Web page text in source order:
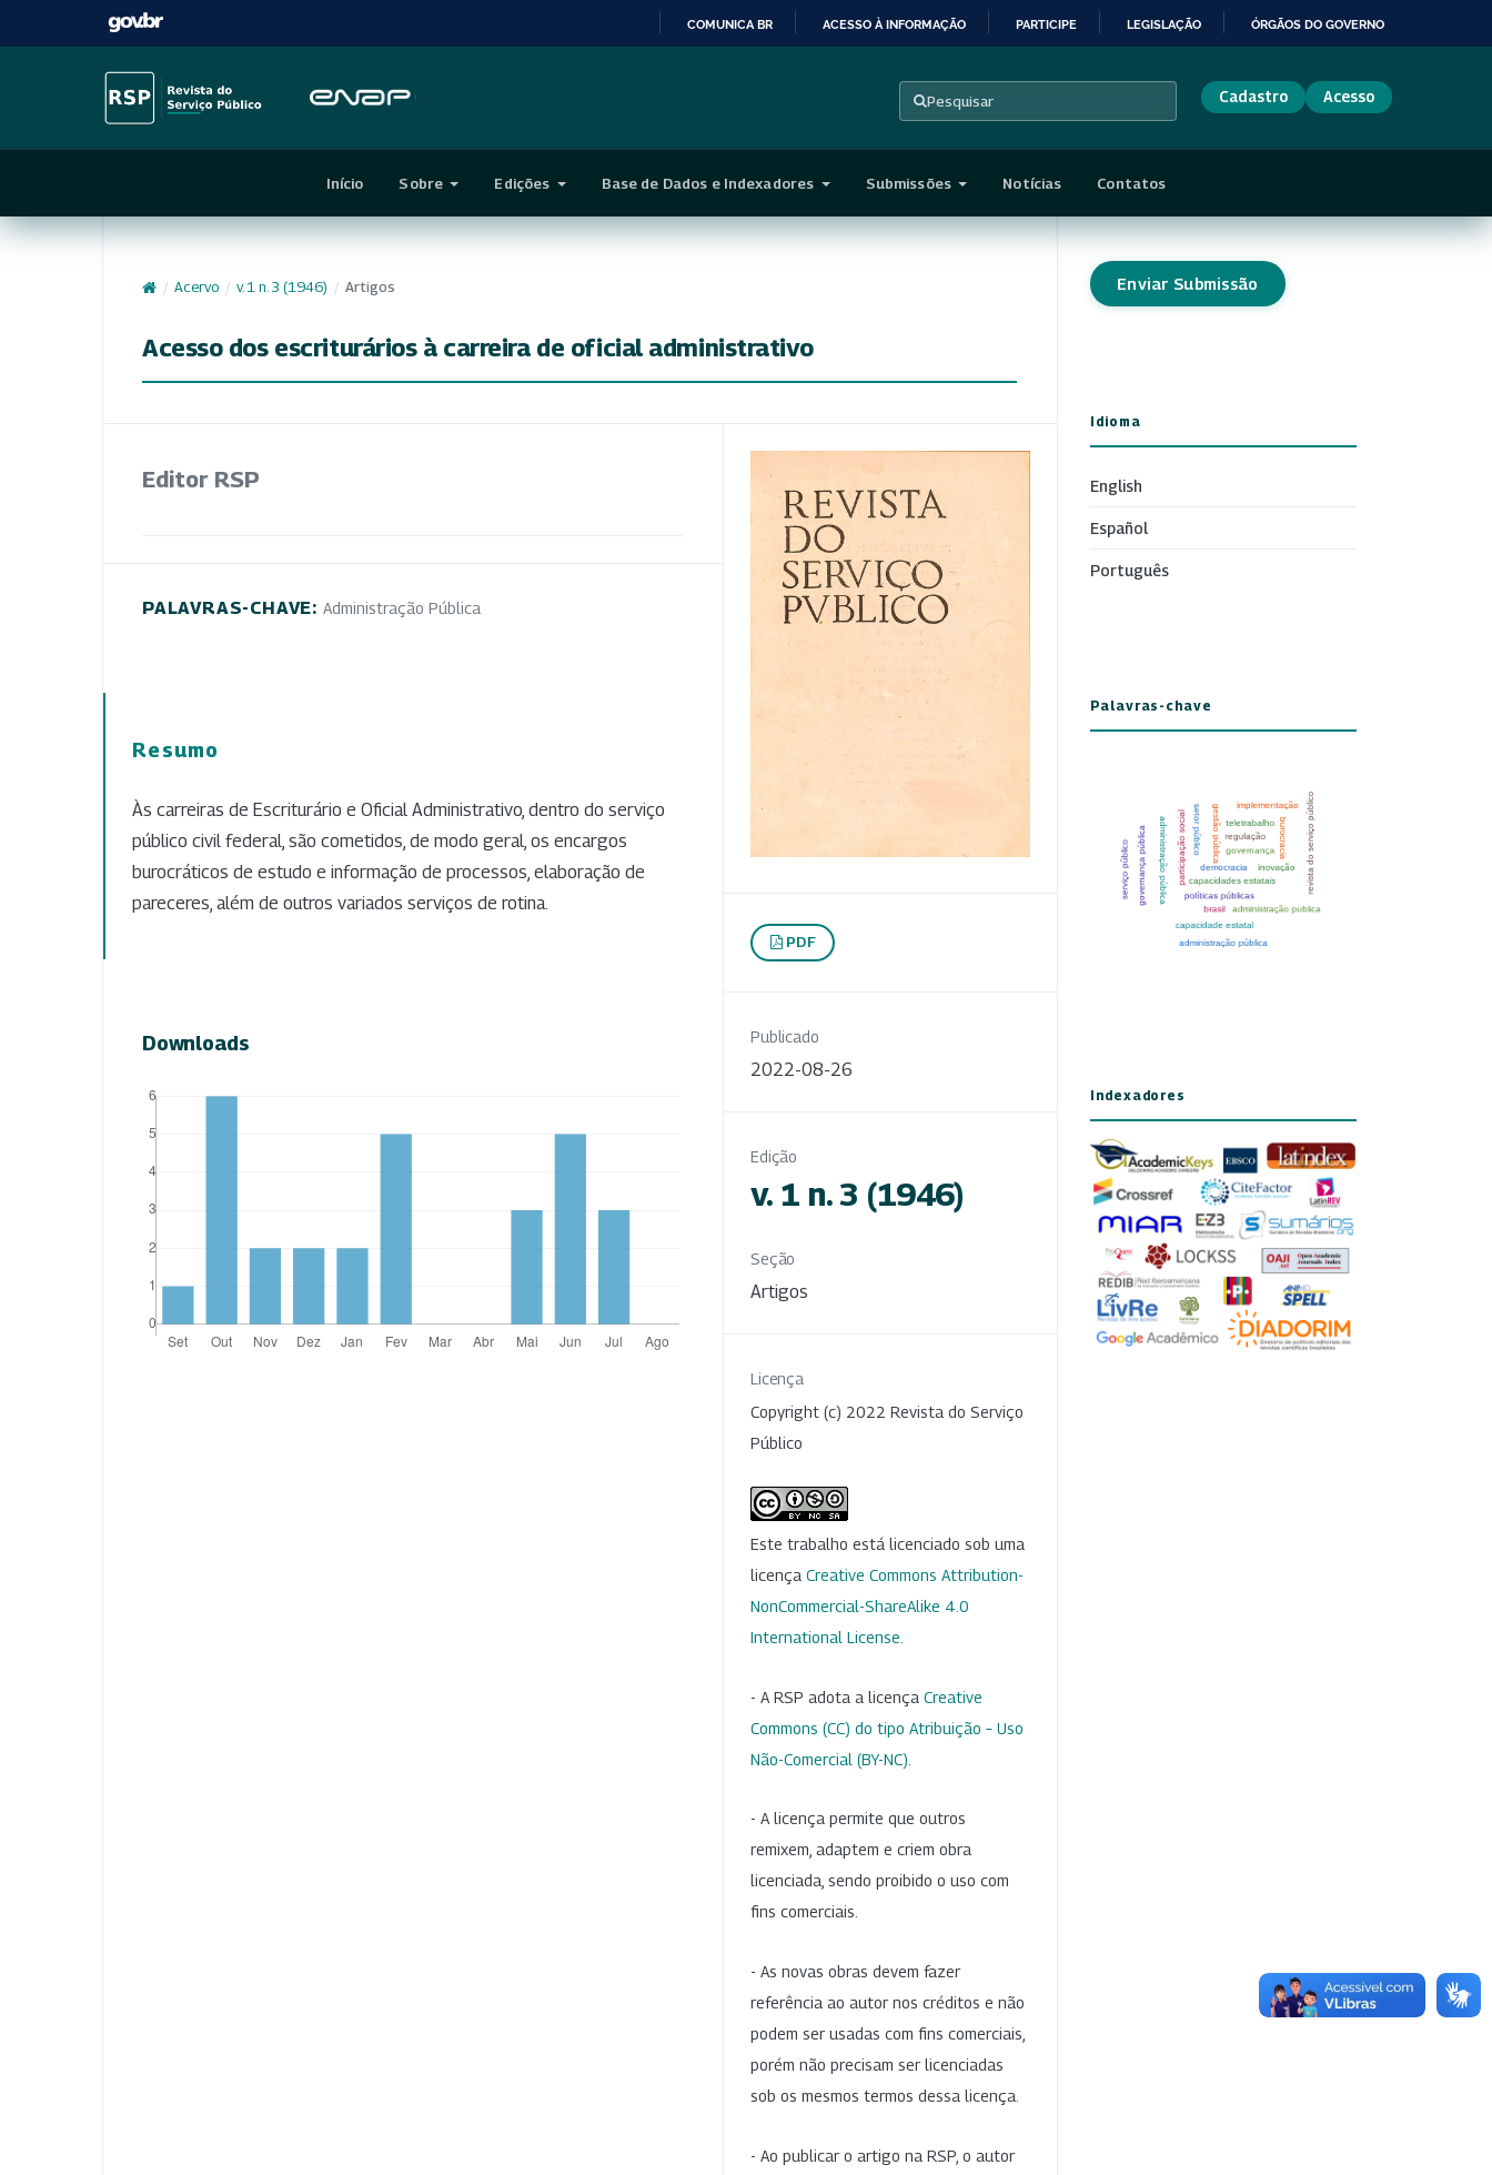
CONTEÚDO
COMUNICA BR ACESSO À INFORMAÇÃO PARTICIPE LEGISLAÇÃO ÓRGÃOS DO GOVERNO
Pesquisar Cadastro Acesso
Início Sobre Edições Base de Dados e Indexadores Submissões Notícias Contatos
/ Acervo / v. 1 n. 3 (1946) / Artigos
Acesso dos escriturários à carreira de oficial administrativo
Editor RSP
PALAVRAS-CHAVE: Administração Pública
Resumo
Às carreiras de Escriturário e Oficial Administrativo, dentro do serviço
público civil federal, são cometidos, de modo geral, os encargos
burocráticos de estudo e informação de processos, elaboração de
pareceres, além de outros variados serviços de rotina.
Downloads
PDF
Publicado
2022-08-26
Edição
v. 1 n. 3 (1946)
Seção
Artigos
Licença
Copyright (c) 2022 Revista do Serviço
Público
Este trabalho está licenciado sob uma
licença Creative Commons Attribution-
NonCommercial-ShareAlike 4.0
International License
- A RSP adota a licença Creative
Commons (CC) do tipo Atribuição – Uso
Não-Comercial (BY-NC)
- A licença permite que outros
remixem, adaptem e criem obra
licenciada, sendo proibido o uso com
fins comerciais.
- As novas obras devem fazer
referência ao autor nos créditos e não
podem ser usadas com fins comerciais,
porém não precisam ser licenciadas
sob os mesmos termos dessa licença.
- Ao publicar o artigo na RSP, o autor
Enviar Submissão
Idioma
English
Español
Português
Palavras-chave
Indexadores